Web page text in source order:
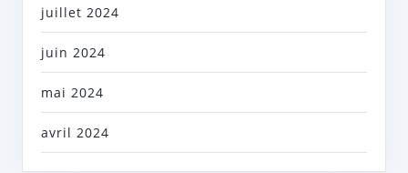
juillet 2024
juin 2024
mai 2024
avril 2024